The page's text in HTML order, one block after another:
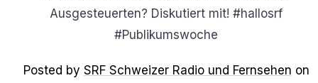
Ausgesteuerten? Diskutiert mit! #hallosrf
#Publikumswoche
Posted by SRF Schweizer Radio und Fernsehen on